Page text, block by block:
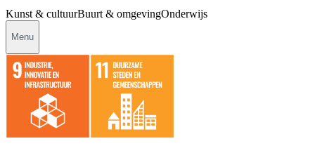
Kunst & cultuurBuurt & omgevingOnderwijs
Menu